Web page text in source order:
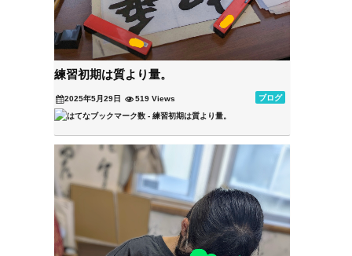
練習初期は質より量。
2025年5月29日 ブログ
519 Views